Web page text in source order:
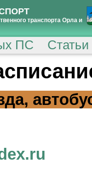
транспорта Орла и
ПС